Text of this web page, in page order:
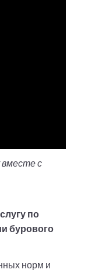
с
по
бурового
норм и